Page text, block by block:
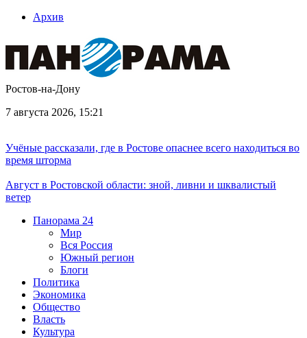
Архив
Ростов-на-Дону
7 августа 2026, 15:21
Учёные рассказали, где в Ростове опаснее всего находиться во
время шторма
Август в Ростовской области: зной, ливни и шквалистый
ветер
Панорама 24
Мир
Вся Россия
Южный регион
Блоги
Политика
Экономика
Общество
Власть
Культура